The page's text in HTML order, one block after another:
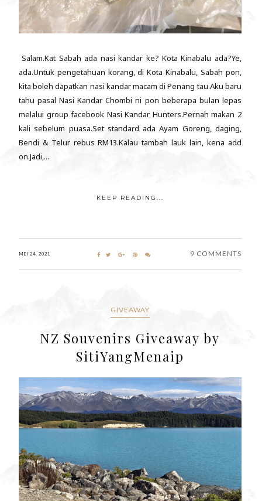
Salam.Kat Sabah ada nasi kandar ke? Kota Kinabalu ada?Ye,
ada.Untuk pengetahuan korang, di Kota Kinabalu, Sabah pon,
kita boleh dapatkan nasi kandar macam di Penang tau.Aku baru
tahu pasal Nasi Kandar Chombi ni pon beberapa bulan lepas
melalui group facebook Nasi Kandar Hunters.Pernah makan 2
kali sebelum puasa.Set standard ada Ayam Goreng, daging,
Bendi & Telur rebus RM13.Kalau tambah lauk lain, kena add
on.Jadi,...
KEEP READING...
MEI 24, 2021 9 COMMENTS
GIVEAWAY
NZ Souvenirs Giveaway by
SitiYangMenaip